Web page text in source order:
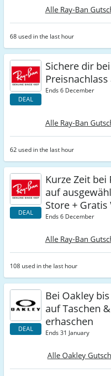
Alle Ray-Ban
68 used in the last hour
DEAL
Sichere dir
Ends 6 December
Alle Ray-Ban
62 used in the last hour
DEAL
Kurze Zeit bei
auf
Store +
Ends 6 December
Alle Ray-Ban
108 used in the last hour
DEAL
Bei Oakley
auf Taschen
erhaschen
Ends 31 January
Alle Oakley